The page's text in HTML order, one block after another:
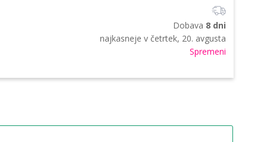
Dobava 8 dni
najkasneje v četrtek, 20. avgusta
Spremeni